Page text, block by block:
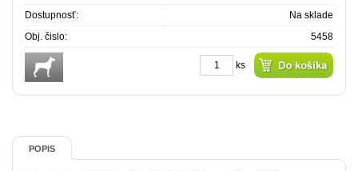
Dostupnosť:
Na sklade
Obj. čislo:
5458
ks
POPIS